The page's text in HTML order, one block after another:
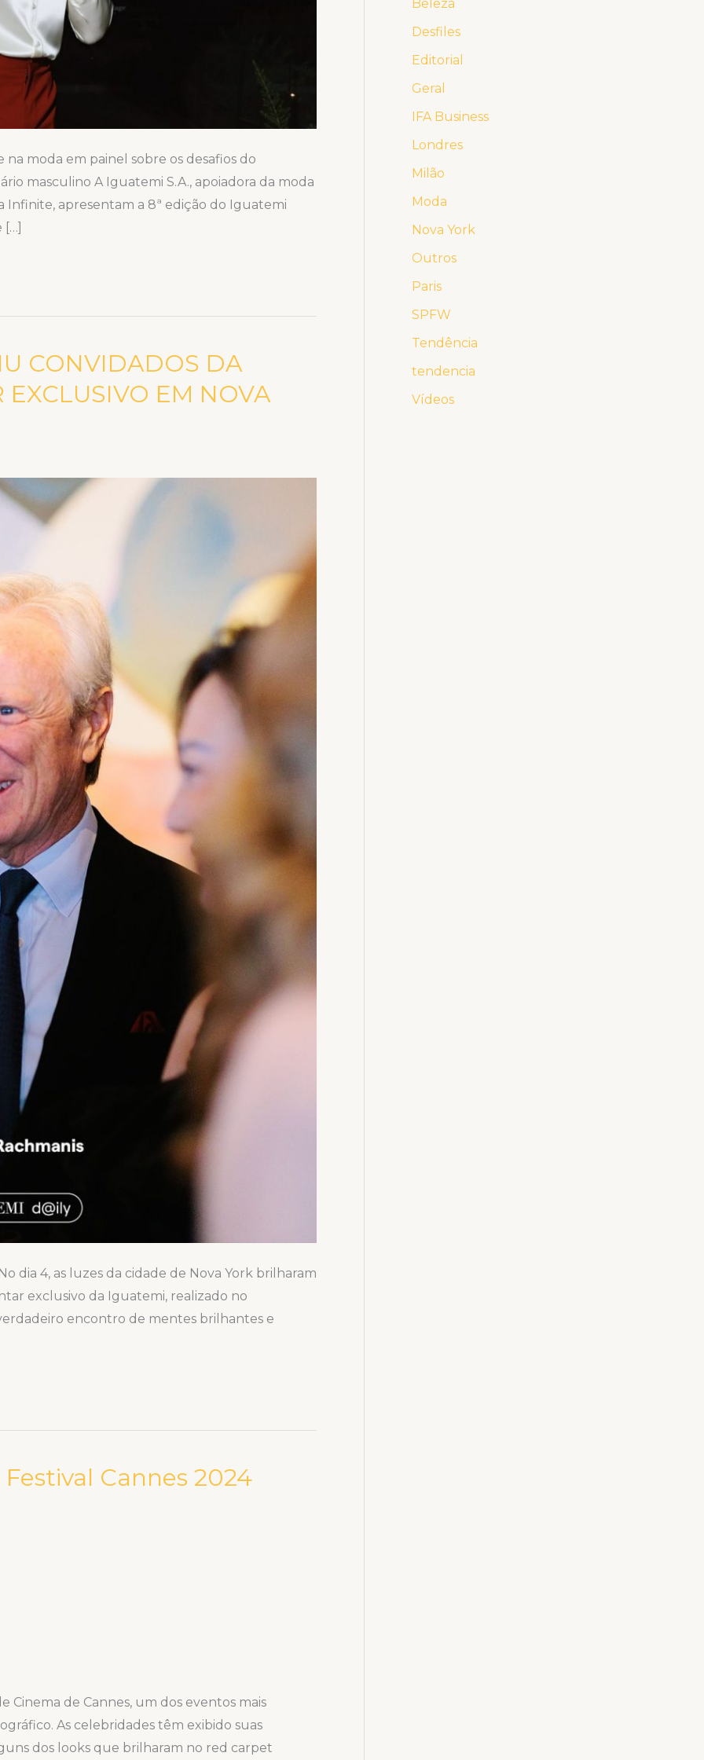
moda em painel sobre os desafios do
masculino A Iguatemi S.A., apoiadora da moda
Infinite, apresentam a 8ª edição do Iguatemi
CONVIDADOS DA
EM NOVA
dia 4, as luzes da cidade de Nova York brilharam
exclusivo da Iguatemi, realizado no
encontro de mentes brilhantes e
Cannes 2024
Cinema de Cannes, um dos eventos mais
As celebridades têm exibido suas
dos looks que brilharam no red carpet
Beleza
Desfiles
Editorial
Geral
IFA Business
Londres
Milão
Moda
Nova York
Outros
Paris
SPFW
Tendência
tendencia
Vídeos